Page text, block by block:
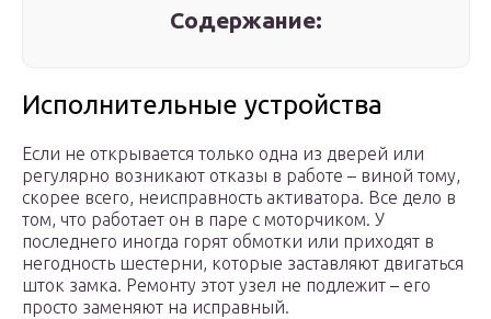
Содержание:
Исполнительные устройства
Если не открывается только одна из дверей или
регулярно возникают отказы в работе – виной тому,
скорее всего, неисправность активатора. Все дело в
том, что работает он в паре с моторчиком. У
последнего иногда горят обмотки или приходят в
негодность шестерни, которые заставляют двигаться
шток замка. Ремонту этот узел не подлежит – его
просто заменяют на исправный.